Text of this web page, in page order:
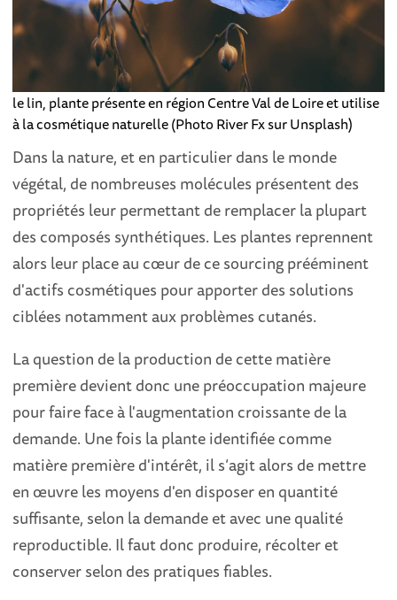
le lin, plante présente en région Centre Val de Loire et utilise
à la cosmétique naturelle (Photo River Fx sur Unsplash)
Dans la nature, et en particulier dans le monde
végétal, de nombreuses molécules présentent des
propriétés leur permettant de remplacer la plupart
des composés synthétiques. Les plantes reprennent
alors leur place au cœur de ce sourcing prééminent
d'actifs cosmétiques pour apporter des solutions
ciblées notamment aux problèmes cutanés.
La question de la production de cette matière
première devient donc une préoccupation majeure
pour faire face à l'augmentation croissante de la
demande. Une fois la plante identifiée comme
matière première d'intérêt, il s’agit alors de mettre
en œuvre les moyens d'en disposer en quantité
suffisante, selon la demande et avec une qualité
reproductible. Il faut donc produire, récolter et
conserver selon des pratiques fiables.